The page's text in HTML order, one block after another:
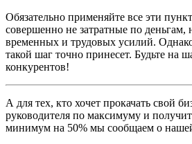
Обязательно применяйте все эти
совершенно не затратные по деньгам,
временных и трудовых усилий.
такой шаг точно принесет. Будьте на
конкурентов!
А для тех, кто хочет прокачать свой
руководителя по максимуму и
минимум на 50% мы сообщаем о